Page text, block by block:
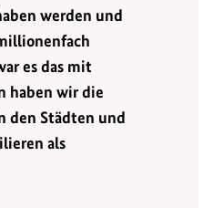
werden und
es das mit
haben wir die
den Städten und
als